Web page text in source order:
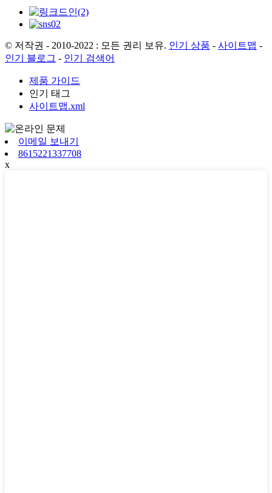
© 저작권 - 2010-2022 : 모든 권리 보유. 인기 상품 - 사이트맵 -
인기 블로그 - 인기 검색어
제품 가이드
인기 태그
사이트맵.xml
이메일 보내기
8615221337708
x